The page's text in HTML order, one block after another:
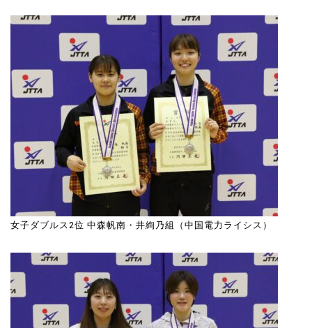
女子ダブルス2位 中森帆南・井絢乃組（中国電力ライシス）